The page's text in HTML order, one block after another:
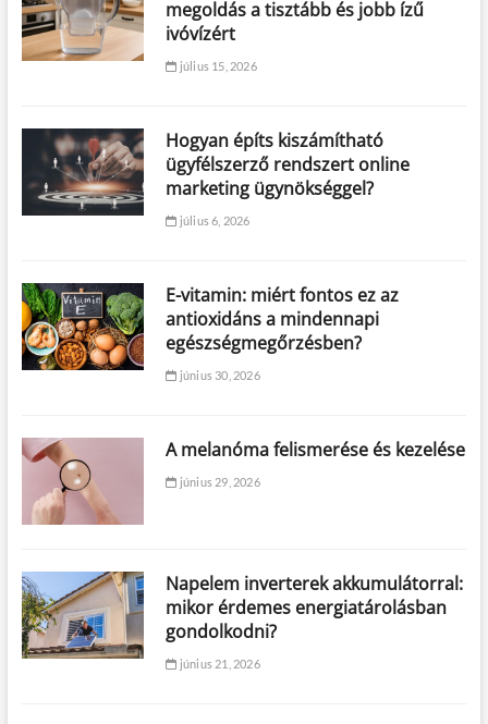
megoldás a tisztább és jobb ízű
ivóvízért
július 15, 2026
Hogyan építs kiszámítható
ügyfélszerző rendszert online
marketing ügynökséggel?
július 6, 2026
E-vitamin: miért fontos ez az
antioxidáns a mindennapi
egészségmegőrzésben?
június 30, 2026
A melanóma felismerése és kezelése
június 29, 2026
Napelem inverterek akkumulátorral:
mikor érdemes energiatárolásban
gondolkodni?
június 21, 2026